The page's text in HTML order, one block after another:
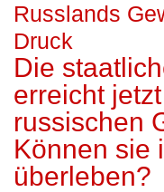
Russlands
Druck
Die
erreicht
russischen
Können sie
überleben?